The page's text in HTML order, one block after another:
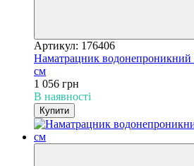
Артикул: 176406
Наматрацник водонепроникний
см
1 056 грн
В наявності
Купити